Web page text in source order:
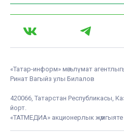
«Татар-информ» мәгълүмат
Ринат Вагыйз улы Билалов
420066, Татарстан Республикасы,
йорт.
«ТАТМЕДИА» акционерлык җәмгыяте